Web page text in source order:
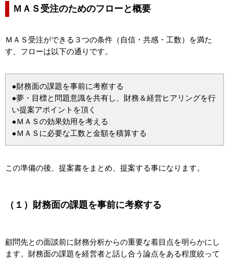
ＭＡＳ受注のためのフローと概要
ＭＡＳ受注ができる３つの条件（自信・共感・工数）を満た
す、フローは以下の通りです。
●財務面の課題を事前に考察する
●夢・目標と問題意識を共有し、財務＆経営ヒアリングを行
い提案アポイントを頂く
●ＭＡＳの効果効用を考える
●ＭＡＳに必要な工数と金額を積算する
この準備の後、提案書をまとめ、提案する事になります。
（１）財務面の課題を事前に考察する
顧問先との面談前に財務分析からの重要な着目点を明らかにし
ます。財務面の課題を経営者と話し合う論点をある程度絞って